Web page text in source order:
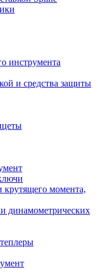
инструмента
и средства защиты
крутящего момента,
динамометрических